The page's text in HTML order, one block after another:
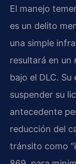
El manejo
es un delito
una simple
resultará en un
bajo el DLC.
suspender su
antecedente
reducción del
tránsito como